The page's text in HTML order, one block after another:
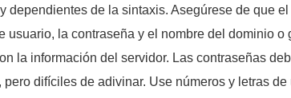
dependientes de la sintaxis. Asegúrese de que
usuario, la contraseña y el nombre del dominio o
la información del servidor. Las contraseñas
difíciles de adivinar. Use números y letras